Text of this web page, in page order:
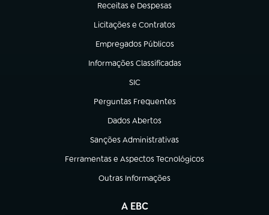
Receitas e Despesas
(abre em nova aba)
Licitações e Contratos
(abre em nova aba)
Empregados Públicos
(abre em nova aba)
Informações Classificadas
(abre em nova aba)
SIC
(abre em nova aba)
Perguntas Frequentes
(abre em nova aba)
Dados Abertos
(abre em nova aba)
Sanções Administrativas
(abre em nova aba)
Ferramentas e Aspectos Tecnológicos
(abre em nova aba)
Outras Informações
(abre em nova aba)
A EBC